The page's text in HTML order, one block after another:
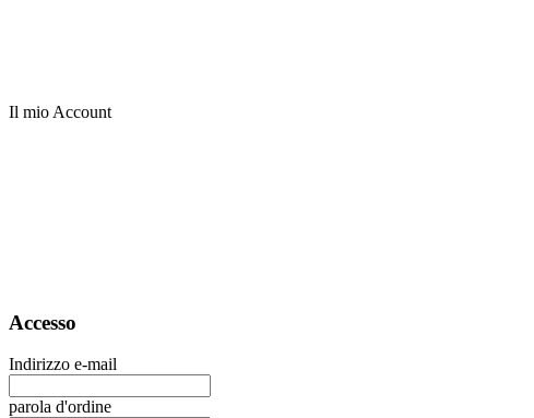
Il mio Account
Accesso
Indirizzo e-mail
parola d'ordine